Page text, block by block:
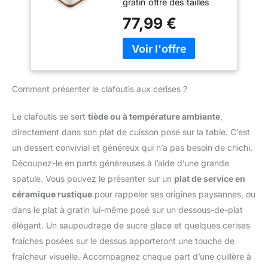
emmenez ce batteur
électrique à main, la
délicatesse vous suivra.
la poignée du fouet
électrique est conçue
parfaitement à votre
main, ce qui augmente le
confort d'utilisation.
Entre les utilisations, le
fouet peut tenir
fermement sur le dessus
de la table, ce qui permet
non seulement
d'économiser de
l'espace, mais aussi de
rester propre et
hygiénique. ✅ Contenu
de l'emballage : 1 x
robustes pour faciliter
leur transport du four à la
table. Leur finition
élégante en porcelaine
blanche ajoute une
touche de style à votre
impressionnant vos
UTILISER ET À
NETTOYER：Fabriqué en
porcelaine de haute
qualité, ces plats sont
conçus avec un intérieur
lisse et antiadhésif, ce
qui les rend faciles à
nettoyer. Ils sont
compatibles avec le
micro-ondes, le lave-
vaisselle et le four, offrant
une expérience culinaire
Plat à Four avec
Motif de Sésame |
Passe au Lave-
vaisselle | Idéal
pour Tartes,
Gratins, Gâteaux et
ml et 1450 ml, parfaits
pour s'adapter à toutes
vos recettes. MATÉRIAU
fabriqué en grès durable,
égratignures et aux
températures élevées,
offrant une performance
de cuisson fiable à
chaque utilisation.
FACILITÉ D'ENTRETIEN :
Compatible avec le lave-
facile à nettoyer, vous
permettant de passer
moins de temps à la
vaisselle et plus de
77,99 €
Comment présenter le clafoutis aux cerises ?
Le clafoutis se sert tiède ou à température ambiante
directement dans son plat de cuisson posé sur la table. C’est
un dessert convivial et généreux qui n’a pas besoin de chichi.
Découpez-le en parts généreuses à l’aide d’une grande
spatule. Vous pouvez le présenter sur un plat de service en
céramique rustique pour rappeler ses origines paysannes, ou
dans le plat à gratin lui-même posé sur un dessous-de-plat
élégant. Un saupoudrage de sucre glace et quelques cerises
fraîches posées sur le dessus apporteront une touche de
fraîcheur visuelle. Accompagnez chaque part d’une cuillère à